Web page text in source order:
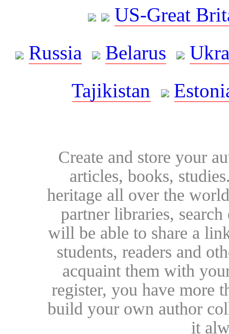
US-Great
Russia
Belarus
Tajikistan
Create and store your
articles, books,
heritage all over the
partner libraries,
will be able to share a
students, readers and
acquaint them with
register, you have more
build your own author
it